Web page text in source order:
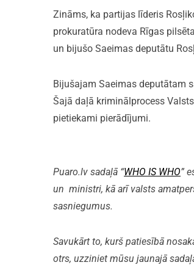
Zināms, ka partijas līderis
prokuratūra nodeva Rīgas
un bijušo Saeimas deputātu
Bijušajam Saeimas deputātam
Šajā daļā kriminālprocess
pietiekami pierādījumi.
Puaro.lv sadaļā “WHO IS WHO”
un ministri, kā arī valsts
sasniegumus.
Savukārt to, kurš patiesībā
otrs, uzziniet mūsu jaunajā